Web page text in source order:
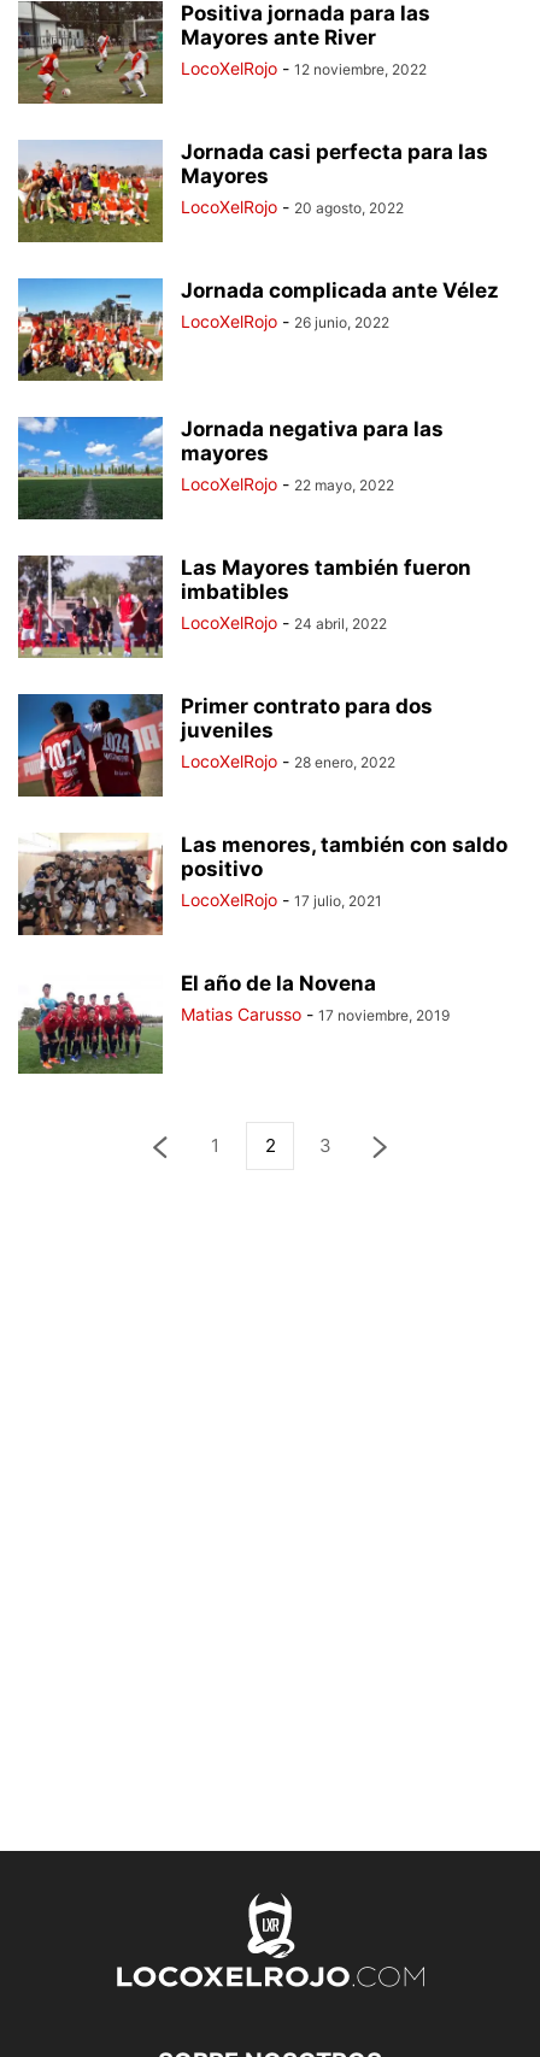
Positiva jornada para las
Mayores ante River
LocoXelRojo - 12 noviembre, 2022
Jornada casi perfecta para las
Mayores
LocoXelRojo - 20 agosto, 2022
Jornada complicada ante Vélez
LocoXelRojo - 26 junio, 2022
Jornada negativa para las
mayores
LocoXelRojo - 22 mayo, 2022
Las Mayores también fueron
imbatibles
LocoXelRojo - 24 abril, 2022
Primer contrato para dos
juveniles
LocoXelRojo - 28 enero, 2022
Las menores, también con saldo
positivo
LocoXelRojo - 17 julio, 2021
El año de la Novena
Matias Carusso - 17 noviembre, 2019
1 2 3